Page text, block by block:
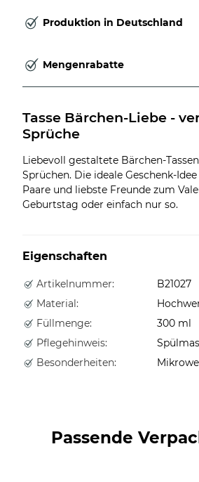
Produktion in Deutschland
Mengenrabatte
Tasse Bärchen-Liebe -
Sprüche
Liebevoll gestaltete Bärchen-
Sprüchen. Die ideale Geschenk-
Paare und liebste Freunde zum
Geburtstag oder einfach nur so.
Eigenschaften
Artikelnummer:
B21027
Material:
Füllmenge:
300 ml
Pflegehinweis:
Besonderheiten:
Passende